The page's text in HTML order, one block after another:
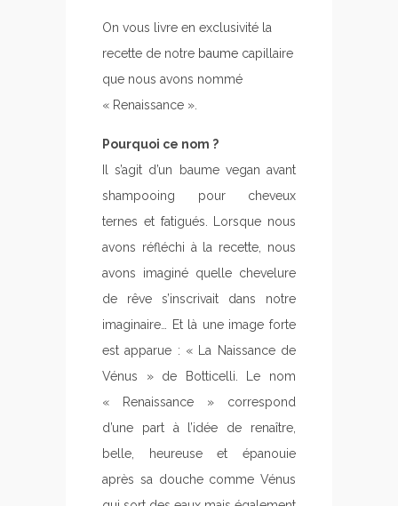
On vous livre en exclusivité la
recette de notre baume capillaire
que nous avons nommé
« Renaissance ».
Pourquoi ce nom ?
Il s’agit d’un baume vegan avant
shampooing pour cheveux
ternes et fatigués. Lorsque nous
avons réfléchi à la recette, nous
avons imaginé quelle chevelure
de rêve s’inscrivait dans notre
imaginaire… Et là une image forte
est apparue : « La Naissance de
Vénus » de Botticelli. Le nom
« Renaissance » correspond
d’une part à l’idée de renaître,
belle, heureuse et épanouie
après sa douche comme Vénus